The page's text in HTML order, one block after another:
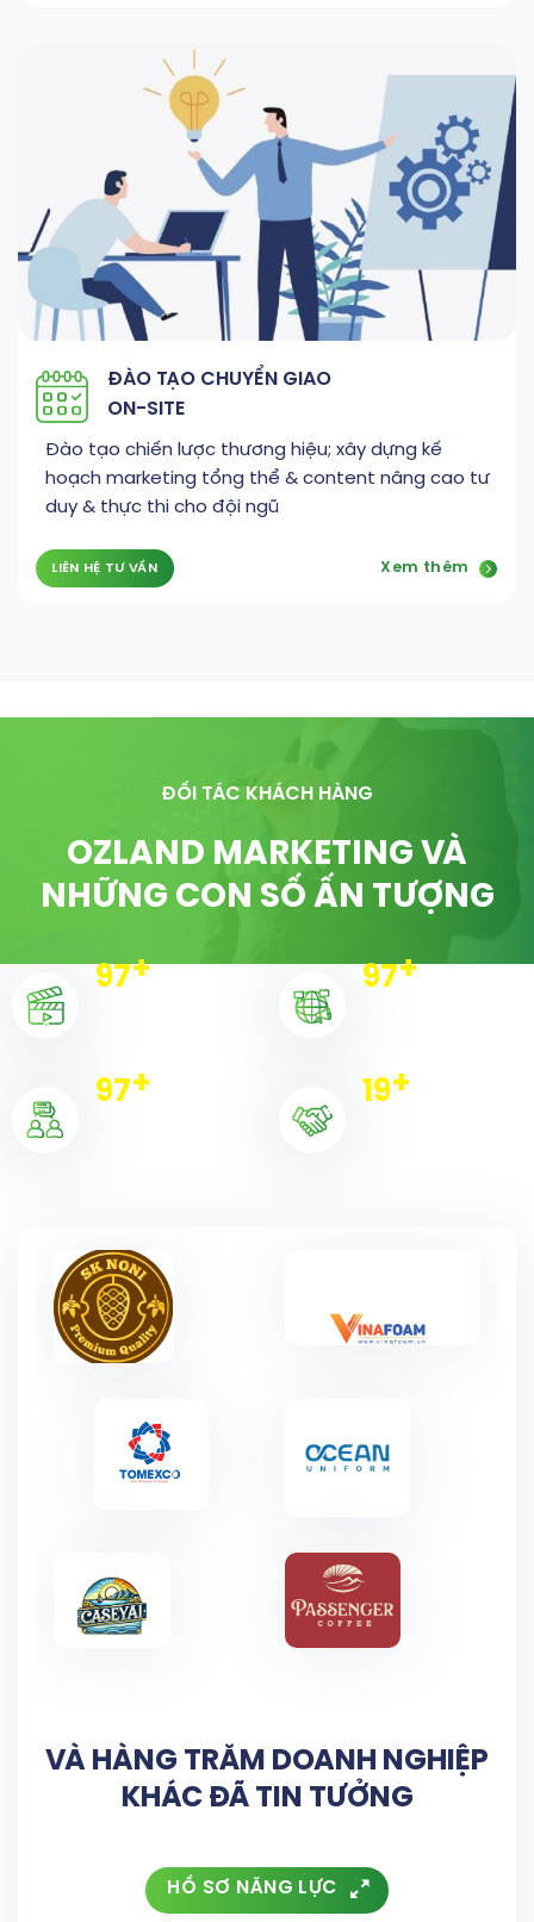
ĐÀO TẠO CHUYỂN GIAO
ON-SITE
Đào tạo chiến lược thương hiệu; xây dựng kế
hoạch marketing tổng thể & content nâng cao tư
duy & thực thi cho đội ngũ
LIÊN HỆ TƯ VẤN Xem thêm
ĐỐI TÁC KHÁCH HÀNG
OZLAND MARKETING VÀ
NHỮNG CON SỐ ẤN TƯỢNG
100+ 100+
100+ 20+
VÀ HÀNG TRĂM DOANH NGHIỆP
KHÁC ĐÃ TIN TƯỞNG
HỒ SƠ NĂNG LỰC